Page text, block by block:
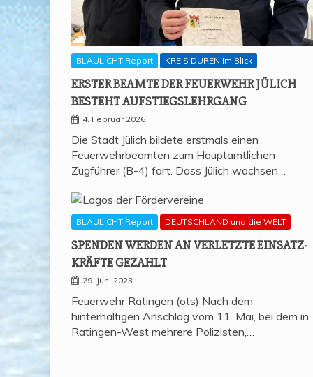
BLAULICHT Report KREIS DÜREN im Blick
ERS­TER BEAM­TE DER FEU­ER­WEHR JÜLICH
BESTEHT AUFSTIEGSLEHRGANG
4. Februar 2026
Die Stadt Jülich bildete erstmals einen
Feuerwehrbeamten zum Hauptamtlichen
Zugführer (B-4) fort. Dass Jülich wachsen…
BLAULICHT Report DEUTSCHLAND und die WELT
SPEN­DEN WER­DEN AN VER­LETZ­TE EIN­SATZ­
KRÄF­TE GEZAHLT
29. Juni 2023
Feuerwehr Ratingen (ots) Nach dem
hinterhältigen Anschlag vom 11. Mai, bei dem in
Ratingen-West mehrere Polizisten,…